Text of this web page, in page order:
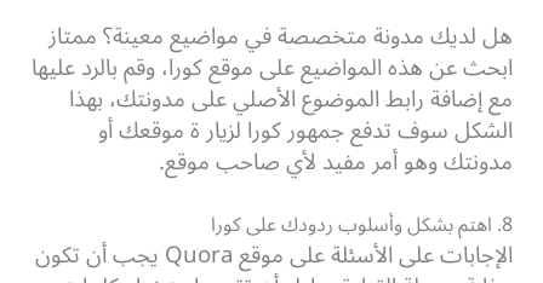
هل لديك مدونة متخصصة في مواضيع معينة؟ ممتاز
ابحث عن هذه المواضيع على موقع كورا، وقم بالرد عليها
مع إضافة رابط الموضوع الأصلي على مدونتك، بهذا
الشكل سوف تدفع جمهور كورا لزيار ة موقعك أو
مدونتك وهو أمر مفيد لأي صاحب موقع.
8. اهتم بشكل وأسلوب ردودك على كورا
الإجابات على الأسئلة على موقع Quora يجب أن تكون